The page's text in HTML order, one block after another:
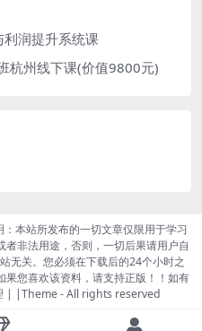
润提升系统课
杭州线下课(价值9800元)
本站所发布的一切文章仅限用于学习
非法用途，否则，一切后果请用户自
无关。您必须在下载后的24个小时之
您喜欢该资料，请支持正版！！如有
| |Theme- All rights reserved